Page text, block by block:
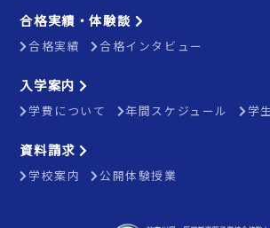
合格実績・体験談
合格実績 合格インタビュー
入学案内
学費について 年間スケジュール 学
資料請求
学校案内 公開体験授業